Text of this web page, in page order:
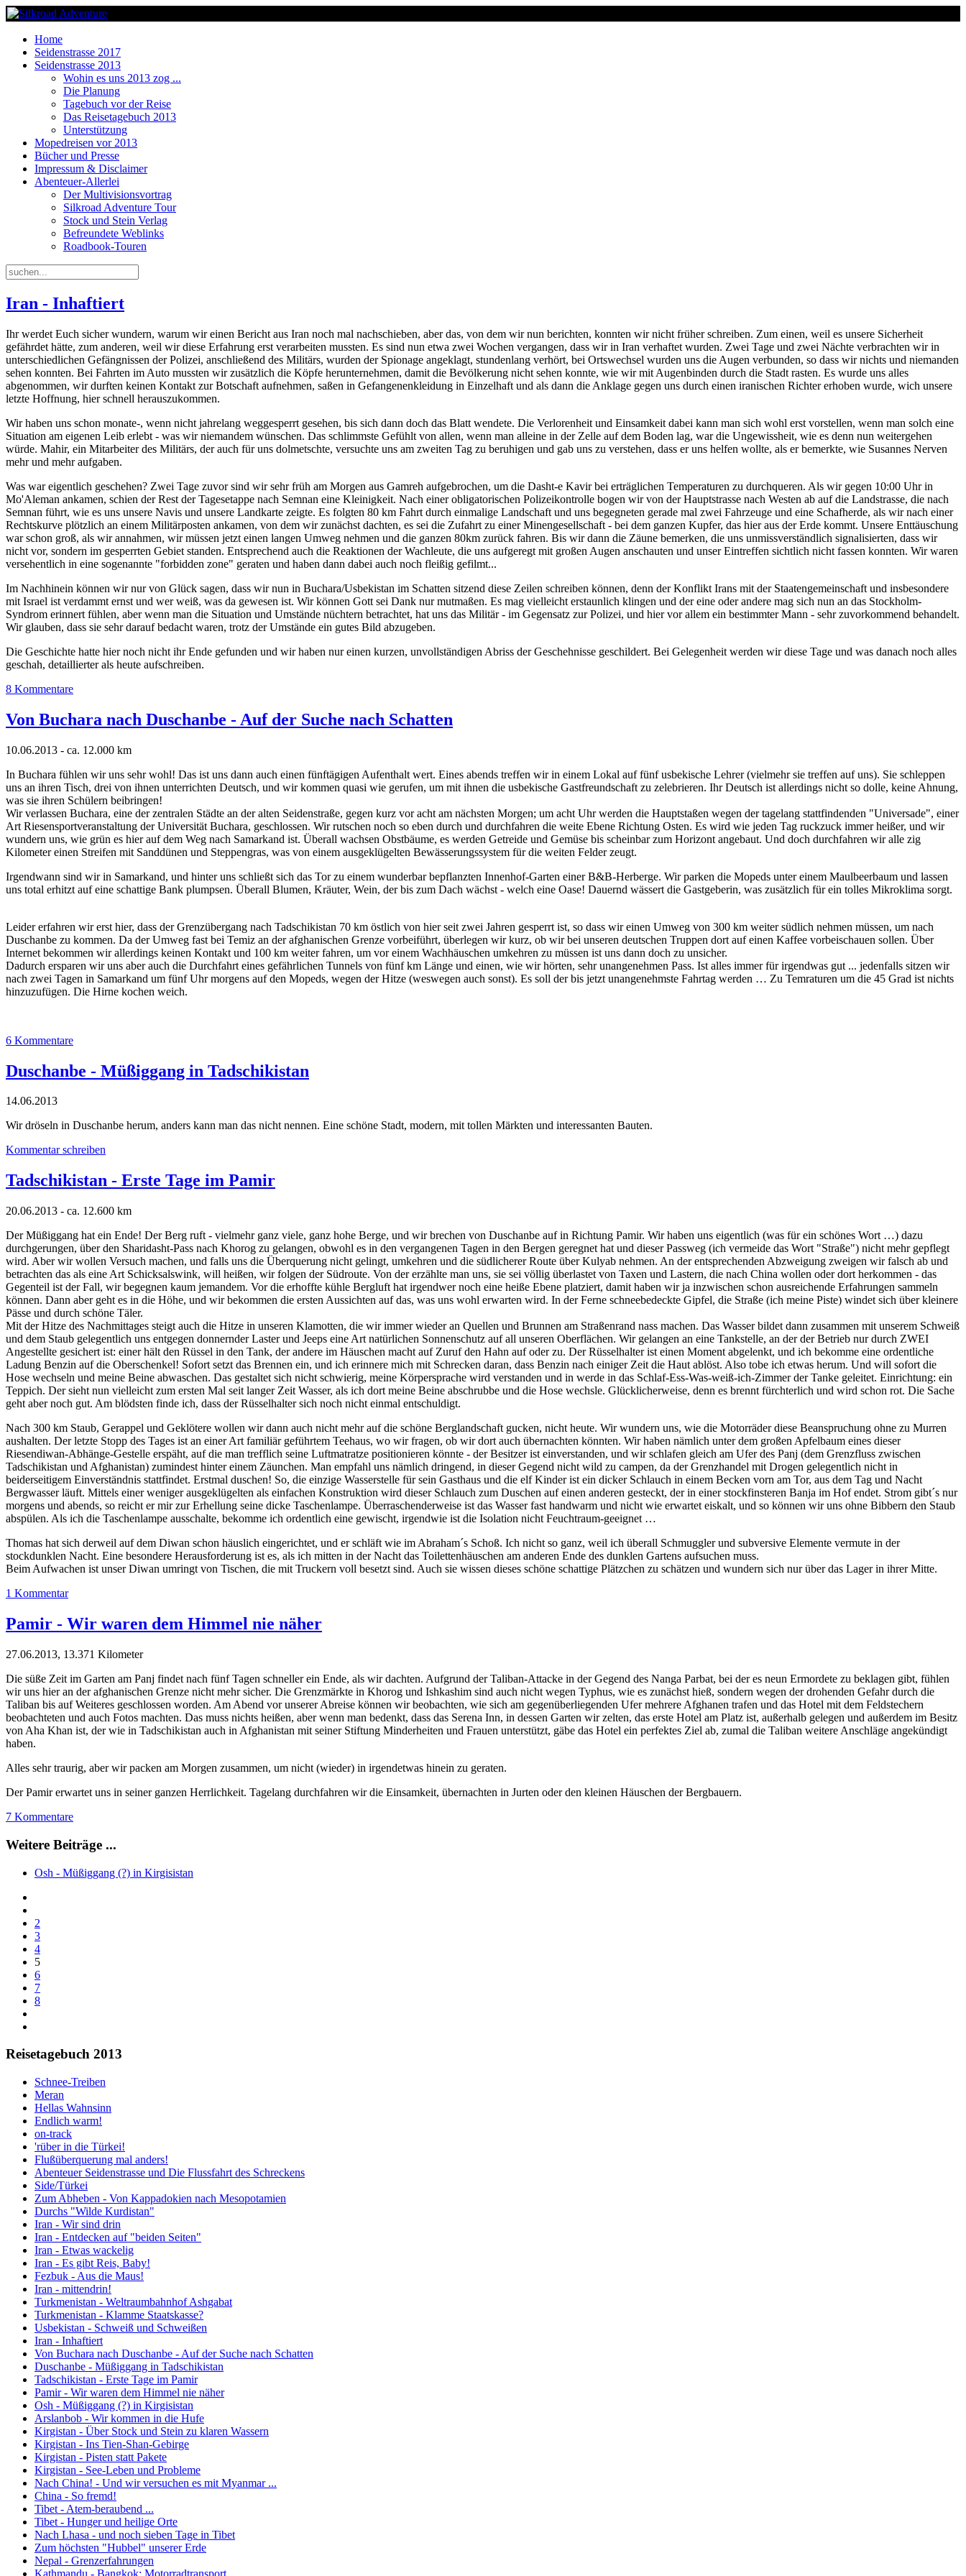
Home
Seidenstrasse 2017
Seidenstrasse 2013
Wohin es uns 2013 zog ...
Die Planung
Tagebuch vor der Reise
Das Reisetagebuch 2013
Unterstützung
Mopedreisen vor 2013
Bücher und Presse
Impressum & Disclaimer
Abenteuer-Allerlei
Der Multivisionsvortrag
Silkroad Adventure Tour
Stock und Stein Verlag
Befreundete Weblinks
Roadbook-Touren
Iran - Inhaftiert
Ihr werdet Euch sicher wundern, warum wir einen Bericht aus Iran noch mal nachschieben, aber das, von dem wir nun berichten, konnten wir nicht früher schreiben. Zum einen, weil es unsere Sicherheit
gefährdet hätte, zum anderen, weil wir diese Erfahrung erst verarbeiten mussten. Es sind nun etwa zwei Wochen vergangen, dass wir in Iran verhaftet wurden. Zwei Tage und zwei Nächte verbrachten wir in
unterschiedlichen Gefängnissen der Polizei, anschließend des Militärs, wurden der Spionage angeklagt, stundenlang verhört, bei Ortswechsel wurden uns die Augen verbunden, so dass wir nichts und niemanden
sehen konnten. Bei Fahrten im Auto mussten wir zusätzlich die Köpfe herunternehmen, damit die Bevölkerung nicht sehen konnte, wie wir mit Augenbinden durch die Stadt rasten. Es wurde uns alles
abgenommen, wir durften keinen Kontakt zur Botschaft aufnehmen, saßen in Gefangenenkleidung in Einzelhaft und als dann die Anklage gegen uns durch einen iranischen Richter erhoben wurde, wich unsere
letzte Hoffnung, hier schnell herauszukommen.
Wir haben uns schon monate-, wenn nicht jahrelang weggesperrt gesehen, bis sich dann doch das Blatt wendete. Die Verlorenheit und Einsamkeit dabei kann man sich wohl erst vorstellen, wenn man solch eine
Situation am eigenen Leib erlebt - was wir niemandem wünschen. Das schlimmste Gefühlt von allen, wenn man alleine in der Zelle auf dem Boden lag, war die Ungewissheit, wie es denn nun weitergehen
würde. Mahir, ein Mitarbeiter des Militärs, der auch für uns dolmetschte, versuchte uns am zweiten Tag zu beruhigen und gab uns zu verstehen, dass er uns helfen wollte, als er bemerkte, wie Susannes Nerven
mehr und mehr aufgaben.
Was war eigentlich geschehen? Zwei Tage zuvor sind wir sehr früh am Morgen aus Gamreh aufgebrochen, um die Dasht-e Kavir bei erträglichen Temperaturen zu durchqueren. Als wir gegen 10:00 Uhr in
Mo'Aleman ankamen, schien der Rest der Tagesetappe nach Semnan eine Kleinigkeit. Nach einer obligatorischen Polizeikontrolle bogen wir von der Hauptstrasse nach Westen ab auf die Landstrasse, die nach
Semnan führt, wie es uns unsere Navis und unsere Landkarte zeigte. Es folgten 80 km Fahrt durch einmalige Landschaft und uns begegneten gerade mal zwei Fahrzeuge und eine Schafherde, als wir nach einer
Rechtskurve plötzlich an einem Militärposten ankamen, von dem wir zunächst dachten, es sei die Zufahrt zu einer Minengesellschaft - bei dem ganzen Kupfer, das hier aus der Erde kommt. Unsere Enttäuschung
war schon groß, als wir annahmen, wir müssen jetzt einen langen Umweg nehmen und die ganzen 80km zurück fahren. Bis wir dann die Zäune bemerken, die uns unmissverständlich signalisierten, dass wir
nicht vor, sondern im gesperrten Gebiet standen. Entsprechend auch die Reaktionen der Wachleute, die uns aufgeregt mit großen Augen anschauten und unser Eintreffen sichtlich nicht fassen konnten. Wir waren
versehentlich in eine sogenannte "forbidden zone" geraten und haben dann dabei auch noch fleißig gefilmt...
Im Nachhinein können wir nur von Glück sagen, dass wir nun in Buchara/Usbekistan im Schatten sitzend diese Zeilen schreiben können, denn der Konflikt Irans mit der Staatengemeinschaft und insbesondere
mit Israel ist verdammt ernst und wer weiß, was da gewesen ist. Wir können Gott sei Dank nur mutmaßen. Es mag vielleicht erstaunlich klingen und der eine oder andere mag sich nun an das Stockholm-
Syndrom erinnert fühlen, aber wenn man die Situation und Umstände nüchtern betrachtet, hat uns das Militär - im Gegensatz zur Polizei, und hier vor allem ein bestimmter Mann - sehr zuvorkommend behandelt.
Wir glauben, dass sie sehr darauf bedacht waren, trotz der Umstände ein gutes Bild abzugeben.
Die Geschichte hatte hier noch nicht ihr Ende gefunden und wir haben nur einen kurzen, unvollständigen Abriss der Geschehnisse geschildert. Bei Gelegenheit werden wir diese Tage und was danach noch alles
geschah, detaillierter als heute aufschreiben.
8 Kommentare
Von Buchara nach Duschanbe - Auf der Suche nach Schatten
10.06.2013 - ca. 12.000 km
In Buchara fühlen wir uns sehr wohl! Das ist uns dann auch einen fünftägigen Aufenthalt wert. Eines abends treffen wir in einem Lokal auf fünf usbekische Lehrer (vielmehr sie treffen auf uns). Sie schleppen
uns an ihren Tisch, drei von ihnen unterrichten Deutsch, und wir kommen quasi wie gerufen, um mit ihnen die usbekische Gastfreundschaft zu zelebrieren. Ihr Deutsch ist allerdings nicht so dolle, keine Ahnung,
was sie ihren Schülern beibringen!
Wir verlassen Buchara, eine der zentralen Städte an der alten Seidenstraße, gegen kurz vor acht am nächsten Morgen; um acht Uhr werden die Hauptstaßen wegen der tagelang stattfindenden "Universade", einer
Art Riesensportveranstaltung der Universität Buchara, geschlossen. Wir rutschen noch so eben durch und durchfahren die weite Ebene Richtung Osten. Es wird wie jeden Tag ruckzuck immer heißer, und wir
wundern uns, wie grün es hier auf dem Weg nach Samarkand ist. Überall wachsen Obstbäume, es werden Getreide und Gemüse bis scheinbar zum Horizont angebaut. Und doch durchfahren wir alle zig
Kilometer einen Streifen mit Sanddünen und Steppengras, was von einem ausgeklügelten Bewässerungssystem für die weiten Felder zeugt.
Irgendwann sind wir in Samarkand, und hinter uns schließt sich das Tor zu einem wunderbar bepflanzten Innenhof-Garten einer B&B-Herberge. Wir parken die Mopeds unter einem Maulbeerbaum und lassen
uns total erhitzt auf eine schattige Bank plumpsen. Überall Blumen, Kräuter, Wein, der bis zum Dach wächst - welch eine Oase! Dauernd wässert die Gastgeberin, was zusätzlich für ein tolles Mikroklima sorgt.
Leider erfahren wir erst hier, dass der Grenzübergang nach Tadschikistan 70 km östlich von hier seit zwei Jahren gesperrt ist, so dass wir einen Umweg von 300 km weiter südlich nehmen müssen, um nach
Duschanbe zu kommen. Da der Umweg fast bei Temiz an der afghanischen Grenze vorbeiführt, überlegen wir kurz, ob wir bei unseren deutschen Truppen dort auf einen Kaffee vorbeischauen sollen. Über
Internet bekommen wir allerdings keinen Kontakt und 100 km weiter fahren, um vor einem Wachhäuschen umkehren zu müssen ist uns dann doch zu unsicher.
Dadurch ersparen wir uns aber auch die Durchfahrt eines gefährlichen Tunnels von fünf km Länge und einen, wie wir hörten, sehr unangenehmen Pass. Ist alles immer für irgendwas gut ... jedenfalls sitzen wir
nach zwei Tagen in Samarkand um fünf Uhr morgens auf den Mopeds, wegen der Hitze (weswegen auch sonst). Es soll der bis jetzt unangenehmste Fahrtag werden … Zu Temraturen um die 45 Grad ist nichts
hinzuzufügen. Die Hirne kochen weich.
6 Kommentare
Duschanbe - Müßiggang in Tadschikistan
14.06.2013
Wir dröseln in Duschanbe herum, anders kann man das nicht nennen. Eine schöne Stadt, modern, mit tollen Märkten und interessanten Bauten.
Kommentar schreiben
Tadschikistan - Erste Tage im Pamir
20.06.2013 - ca. 12.600 km
Der Müßiggang hat ein Ende! Der Berg ruft - vielmehr ganz viele, ganz hohe Berge, und wir brechen von Duschanbe auf in Richtung Pamir. Wir haben uns eigentlich (was für ein schönes Wort …) dazu
durchgerungen, über den Sharidasht-Pass nach Khorog zu gelangen, obwohl es in den vergangenen Tagen in den Bergen geregnet hat und dieser Passweg (ich vermeide das Wort "Straße") nicht mehr gepflegt
wird. Aber wir wollen Versuch machen, und falls uns die Überquerung nicht gelingt, umkehren und die südlicherer Route über Kulyab nehmen. An der entsprechenden Abzweigung zweigen wir falsch ab und
betrachten das als eine Art Schicksalswink, will heißen, wir folgen der Südroute. Von der erzählte man uns, sie sei völlig überlastet von Taxen und Lastern, die nach China wollen oder dort herkommen - das
Gegenteil ist der Fall, wir begegnen kaum jemandem. Vor die erhoffte kühle Bergluft hat irgendwer noch eine heiße Ebene platziert, damit haben wir ja inzwischen schon ausreichende Erfahrungen sammeln
können. Dann aber geht es in die Höhe, und wir bekommen die ersten Aussichten auf das, was uns wohl erwarten wird. In der Ferne schneebedeckte Gipfel, die Straße (ich meine Piste) windet sich über kleinere
Pässe und durch schöne Täler.
Mit der Hitze des Nachmittages steigt auch die Hitze in unseren Klamotten, die wir immer wieder an Quellen und Brunnen am Straßenrand nass machen. Das Wasser bildet dann zusammen mit unserem Schweiß
und dem Staub gelegentlich uns entgegen donnernder Laster und Jeeps eine Art natürlichen Sonnenschutz auf all unseren Oberflächen. Wir gelangen an eine Tankstelle, an der der Betrieb nur durch ZWEI
Angestellte gesichert ist: einer hält den Rüssel in den Tank, der andere im Häuschen macht auf Zuruf den Hahn auf oder zu. Der Rüsselhalter ist einen Moment abgelenkt, und ich bekomme eine ordentliche
Ladung Benzin auf die Oberschenkel! Sofort setzt das Brennen ein, und ich erinnere mich mit Schrecken daran, dass Benzin nach einiger Zeit die Haut ablöst. Also tobe ich etwas herum. Und will sofort die
Hose wechseln und meine Beine abwaschen. Das gestaltet sich nicht schwierig, meine Körpersprache wird verstanden und in werde in das Schlaf-Ess-Was-weiß-ich-Zimmer der Tanke geleitet. Einrichtung: ein
Teppich. Der sieht nun vielleicht zum ersten Mal seit langer Zeit Wasser, als ich dort meine Beine abschrubbe und die Hose wechsle. Glücklicherweise, denn es brennt fürchterlich und wird schon rot. Die Sache
geht aber noch gut. Am blödsten finde ich, dass der Rüsselhalter sich noch nicht einmal entschuldigt.
Nach 300 km Staub, Gerappel und Geklötere wollen wir dann auch nicht mehr auf die schöne Berglandschaft gucken, nicht heute. Wir wundern uns, wie die Motorräder diese Beanspruchung ohne zu Murren
aushalten. Der letzte Stopp des Tages ist an einer Art familiär geführtem Teehaus, wo wir fragen, ob wir dort auch übernachten könnten. Wir haben nämlich unter dem großen Apfelbaum eines dieser
Riesendiwan-Abhänge-Gestelle erspäht, auf die man trefflich seine Luftmatratze positionieren könnte - der Besitzer ist einverstanden, und wir schlafen gleich am Ufer des Panj (dem Grenzfluss zwischen
Tadschikistan und Afghanistan) zumindest hinter einem Zäunchen. Man empfahl uns nämlich dringend, in dieser Gegend nicht wild zu campen, da der Grenzhandel mit Drogen gelegentlich nicht in
beiderseitigem Einverständnis stattfindet. Erstmal duschen! So, die einzige Wasserstelle für sein Gasthaus und die elf Kinder ist ein dicker Schlauch in einem Becken vorn am Tor, aus dem Tag und Nacht
Bergwasser läuft. Mittels einer weniger ausgeklügelten als einfachen Konstruktion wird dieser Schlauch zum Duschen auf einen anderen gesteckt, der in einer stockfinsteren Banja im Hof endet. Strom gibt´s nur
morgens und abends, so reicht er mir zur Erhellung seine dicke Taschenlampe. Überraschenderweise ist das Wasser fast handwarm und nicht wie erwartet eiskalt, und so können wir uns ohne Bibbern den Staub
abspülen. Als ich die Taschenlampe ausschalte, bekomme ich ordentlich eine gewischt, irgendwie ist die Isolation nicht Feuchtraum-geeignet …
Thomas hat sich derweil auf dem Diwan schon häuslich eingerichtet, und er schläft wie im Abraham´s Schoß. Ich nicht so ganz, weil ich überall Schmuggler und subversive Elemente vermute in der
stockdunklen Nacht. Eine besondere Herausforderung ist es, als ich mitten in der Nacht das Toilettenhäuschen am anderen Ende des dunklen Gartens aufsuchen muss.
Beim Aufwachen ist unser Diwan umringt von Tischen, die mit Truckern voll besetzt sind. Auch sie wissen dieses schöne schattige Plätzchen zu schätzen und wundern sich nur über das Lager in ihrer Mitte.
1 Kommentar
Pamir - Wir waren dem Himmel nie näher
27.06.2013, 13.371 Kilometer
Die süße Zeit im Garten am Panj findet nach fünf Tagen schneller ein Ende, als wir dachten. Aufgrund der Taliban-Attacke in der Gegend des Nanga Parbat, bei der es neun Ermordete zu beklagen gibt, fühlen
wir uns hier an der afghanischen Grenze nicht mehr sicher. Die Grenzmärkte in Khorog und Ishkashim sind auch nicht wegen Typhus, wie es zunächst hieß, sondern wegen der drohenden Gefahr durch die
Taliban bis auf Weiteres geschlossen worden. Am Abend vor unserer Abreise können wir beobachten, wie sich am gegenüberliegenden Ufer mehrere Afghanen trafen und das Hotel mit dem Feldstechern
beobachteten und auch Fotos machten. Das muss nichts heißen, aber wenn man bedenkt, dass das Serena Inn, in dessen Garten wir zelten, das erste Hotel am Platz ist, außerhalb gelegen und außerdem im Besitz
von Aha Khan ist, der wie in Tadschikistan auch in Afghanistan mit seiner Stiftung Minderheiten und Frauen unterstützt, gäbe das Hotel ein perfektes Ziel ab, zumal die Taliban weitere Anschläge angekündigt
haben.
Alles sehr traurig, aber wir packen am Morgen zusammen, um nicht (wieder) in irgendetwas hinein zu geraten.
Der Pamir erwartet uns in seiner ganzen Herrlichkeit. Tagelang durchfahren wir die Einsamkeit, übernachten in Jurten oder den kleinen Häuschen der Bergbauern.
7 Kommentare
Weitere Beiträge ...
Osh - Müßiggang (?) in Kirgisistan
2
3
4
5
6
7
8
Reisetagebuch 2013
Schnee-Treiben
Meran
Hellas Wahnsinn
Endlich warm!
on-track
'rüber in die Türkei!
Flußüberquerung mal anders!
Abenteuer Seidenstrasse und Die Flussfahrt des Schreckens
Side/Türkei
Zum Abheben - Von Kappadokien nach Mesopotamien
Durchs "Wilde Kurdistan"
Iran - Wir sind drin
Iran - Entdecken auf "beiden Seiten"
Iran - Etwas wackelig
Iran - Es gibt Reis, Baby!
Fezbuk - Aus die Maus!
Iran - mittendrin!
Turkmenistan - Weltraumbahnhof Ashgabat
Turkmenistan - Klamme Staatskasse?
Usbekistan - Schweiß und Schweißen
Iran - Inhaftiert
Von Buchara nach Duschanbe - Auf der Suche nach Schatten
Duschanbe - Müßiggang in Tadschikistan
Tadschikistan - Erste Tage im Pamir
Pamir - Wir waren dem Himmel nie näher
Osh - Müßiggang (?) in Kirgisistan
Arslanbob - Wir kommen in die Hufe
Kirgistan - Über Stock und Stein zu klaren Wassern
Kirgistan - Ins Tien-Shan-Gebirge
Kirgistan - Pisten statt Pakete
Kirgistan - See-Leben und Probleme
Nach China! - Und wir versuchen es mit Myanmar ...
China - So fremd!
Tibet - Atem-beraubend ...
Tibet - Hunger und heilige Orte
Nach Lhasa - und noch sieben Tage in Tibet
Zum höchsten "Hubbel" unserer Erde
Nepal - Grenzerfahrungen
Kathmandu - Bangkok: Motorradtransport